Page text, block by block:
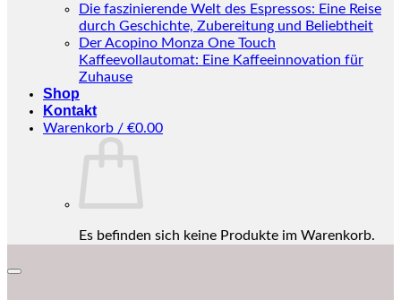
Die faszinierende Welt des Espressos: Eine Reise
durch Geschichte, Zubereitung und Beliebtheit
Der Acopino Monza One Touch
Kaffeevollautomat: Eine Kaffeeinnovation für
Zuhause
Shop
Kontakt
Warenkorb / €0.00
Es befinden sich keine Produkte im Warenkorb.